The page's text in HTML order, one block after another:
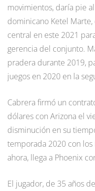
movimientos, daría pie
dominicano Ketel
central en este 2021
gerencia del conjunto.
pradera durante 2019,
juegos en 2020 en la
Cabrera firmó un
dólares con Arizona el
disminución en su
temporada 2020 con los
ahora, llega a Phoenix
El jugador, de 35 años